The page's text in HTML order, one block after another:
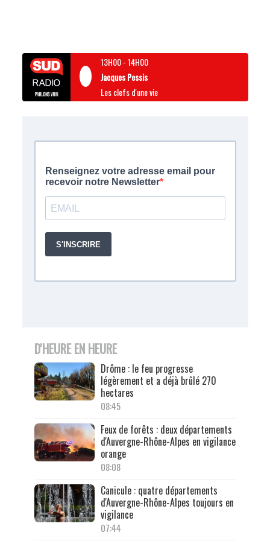
13H00-14H00
Jacques Pessis
Les clefs d'une vie
D'HEURE EN HEURE
Drôme : le feu progresse
légèrement et a déjà brûlé 270
hectares
08:45
Feux de forêts : deux départements
d'Auvergne-Rhône-Alpes en vigilance
orange
08:08
Canicule : quatre départements
d'Auvergne-Rhône-Alpes toujours en
vigilance
07:44